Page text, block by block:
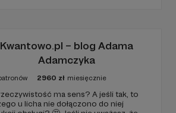
odcinka co czwartek.
Kwantowo.pl – blog Adama
Adamczyka
2960 zł miesięcznie
ma sens? A jeśli tak, to
u licha nie dołączono do niej